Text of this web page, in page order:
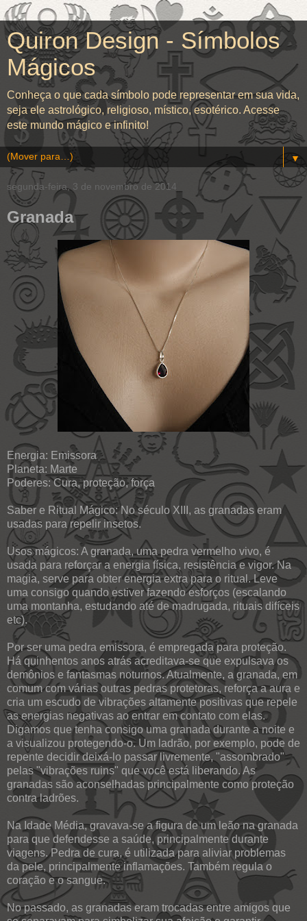
Quiron Design - Símbolos
Mágicos
Conheça o que cada símbolo pode representar em sua vida,
seja ele astrológico, religioso, místico, esotérico. Acesse
este mundo mágico e infinito!
▼
segunda-feira, 3 de novembro de 2014
Granada
Energia: Emissora
Planeta: Marte
Poderes: Cura, proteção, força
Saber e Ritual Mágico: No século XIII, as granadas eram
usadas para repelir insetos.
Usos mágicos: A granada, uma pedra vermelho vivo, é
usada para reforçar a energia física, resistência e vigor. Na
magia, serve para obter energia extra para o ritual. Leve
uma consigo quando estiver fazendo esforços (escalando
uma montanha, estudando até de madrugada, rituais difíceis
etc).
Por ser uma pedra emissora, é empregada para proteção.
Há quinhentos anos atrás acreditava-se que expulsava os
demônios e fantasmas noturnos. Atualmente, a granada, em
comum com várias outras pedras protetoras, reforça a aura e
cria um escudo de vibrações altamente positivas que repele
as energias negativas ao entrar em contato com elas.
Digamos que tenha consigo uma granada durante a noite e
a visualizou protegendo-o. Um ladrão, por exemplo, pode de
repente decidir deixá-lo passar livremente, "assombrado"
pelas "vibrações ruins" que você está liberando. As
granadas são aconselhadas principalmente como proteção
contra ladrões.
Na Idade Média, gravava-se a figura de um leão na granada
para que defendesse a saúde, principalmente durante
viagens. Pedra de cura, é utilizada para aliviar problemas
da pele, principalmente inflamações. Também regula o
coração e o sangue.
No passado, as granadas eram trocadas entre amigos que